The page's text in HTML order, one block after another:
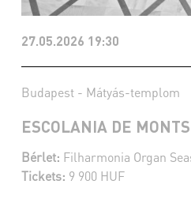
27.05.2026 19:30
Budapest - Mátyás-templom
ESCOLANIA DE
Bérlet: Filharmonia Organ
Tickets: 9 900 HUF